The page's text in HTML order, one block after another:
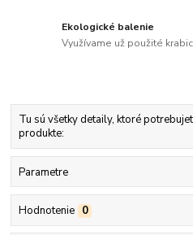
Ekologické balenie
Využívame už použité
Tu sú všetky detaily, ktoré
produkte:
Parametre
Hodnotenie 0